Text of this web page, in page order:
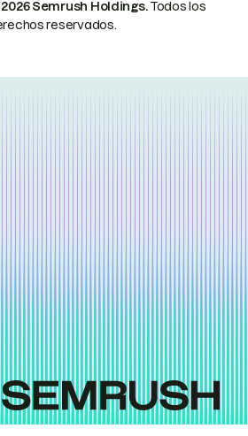
Semrush Holdings.Todos los
reservados.